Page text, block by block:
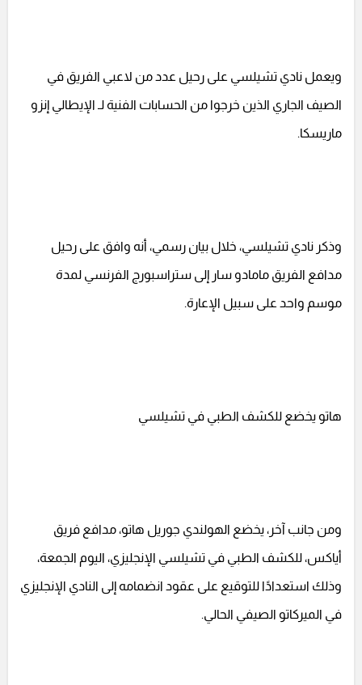
ويعمل نادي تشيلسي على رحيل عدد من لاعبي الفريق في
الصيف الجاري الذين خرجوا من الحسابات الفنية لـ الإيطالي إنزو
ماريسكا.
وذكر نادي تشيلسي، خلال بيان رسمي، أنه وافق على رحيل
مدافع الفريق مامادو سار إلى ستراسبورج الفرنسي لمدة
موسم واحد على سبيل الإعارة.
هاتو يخضع للكشف الطبي في تشيلسي
ومن جانب آخر، يخضع الهولندي جوريل هاتو، مدافع فريق
أياكس، للكشف الطبي في تشيلسي الإنجليزي، اليوم الجمعة،
وذلك استعدادًا للتوقيع على عقود انضمامه إلى النادي الإنجليزي
في الميركاتو الصيفي الحالي.